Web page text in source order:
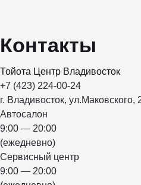
Контакты
Тойота Центр Владивосток
+7 (423) 224-00-24
г. Владивосток, ул.Маковского,
Автосалон
9:00 — 20:00
(ежедневно)
Сервисный центр
9:00 — 20:00